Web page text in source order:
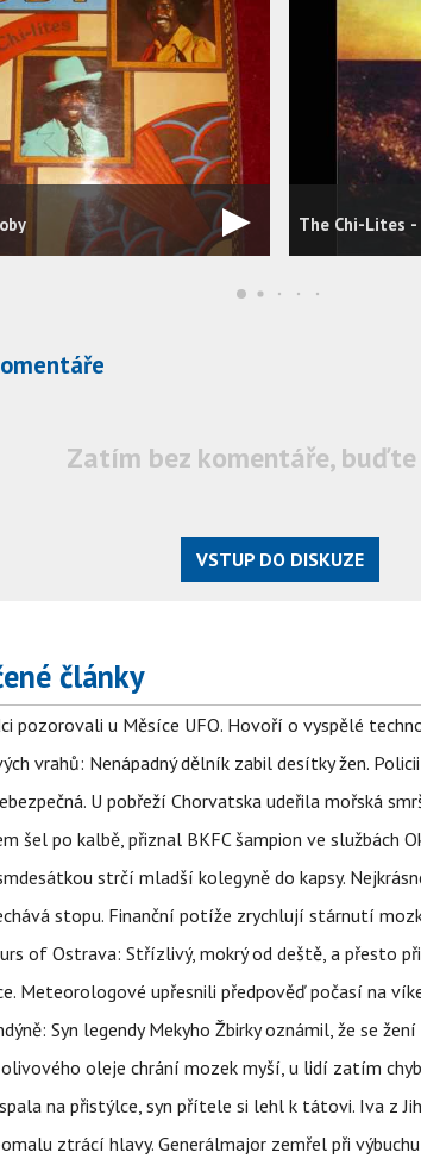
The Chi-Lites
Zatím bez komentáře,
VSTUP DO DISKUZE
články
pozorovali u Měsíce UFO. Hovoří o vyspělé
vrahů: Nenápadný dělník zabil desítky žen.
U pobřeží Chorvatska udeřila mořská
šel po kalbě, přiznal BKFC šampion ve službách
strčí mladší kolegyně do kapsy.
stopu. Finanční potíže zrychlují stárnutí
of Ostrava: Střízlivý, mokrý od deště, a přesto
Meteorologové upřesnili předpověď počasí na
Syn legendy Mekyho Žbirky oznámil, že se žení
oleje chrání mozek myší, u lidí zatím
na přistýlce, syn přítele si lehl k tátovi. Iva z
ztrácí hlavy. Generálmajor zemřel při